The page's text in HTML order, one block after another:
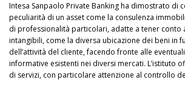
Intesa Sanpaolo Private Banking ha dimostrato di
peculiarità di un asset come la consulenza
di professionalità particolari, adatte a tener conto
intangibili, come la diversa ubicazione dei beni in
dell’attività del cliente, facendo fronte alle
informative esistenti nei diversi mercati. L’istituto
di servizi, con particolare attenzione al controllo